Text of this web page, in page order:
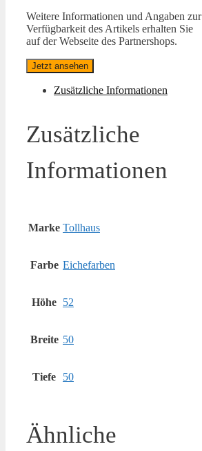
Weitere Informationen und Angaben zur
Verfügbarkeit des Artikels erhalten Sie
auf der Webseite des Partnershops.
Jetzt ansehen
Zusätzliche Informationen
Zusätzliche
Informationen
Marke Tollhaus
Farbe Eichefarben
Höhe 52
Breite 50
Tiefe 50
Ähnliche